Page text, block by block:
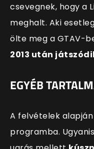
csevegnek, hogy a
meghalt. Aki
ölte meg a GTAV-
2013 után
EGYÉB
A felvételek
programba.